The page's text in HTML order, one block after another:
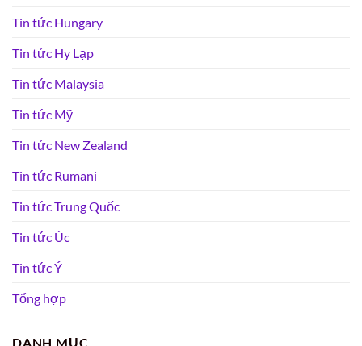
Tin tức Hungary
Tin tức Hy Lạp
Tin tức Malaysia
Tin tức Mỹ
Tin tức New Zealand
Tin tức Rumani
Tin tức Trung Quốc
Tin tức Úc
Tin tức Ý
Tổng hợp
DANH MỤC